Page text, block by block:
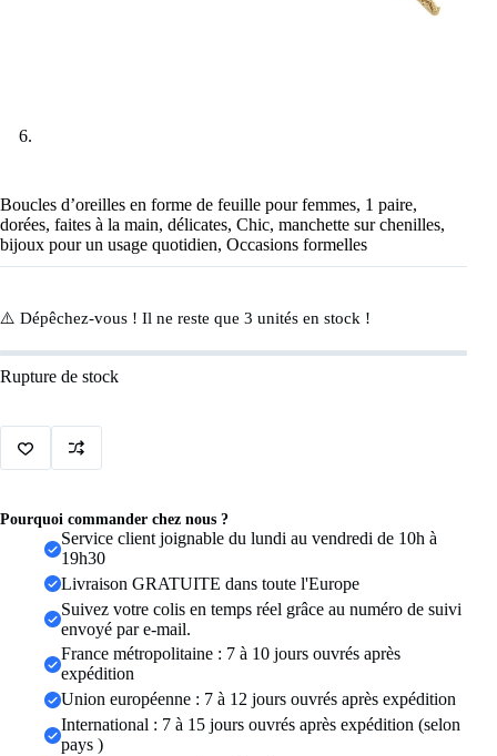
Boucles d’oreilles en forme de feuille pour femmes, 1 paire,
dorées, faites à la main, délicates, Chic, manchette sur chenilles,
bijoux pour un usage quotidien, Occasions formelles
⚠️ Dépêchez-vous ! Il ne reste que 3 unités en stock !
Rupture de stock
Pourquoi commander chez nous ?
Service client joignable du lundi au vendredi de 10h à
19h30
Livraison GRATUITE dans toute l'Europe
Suivez votre colis en temps réel grâce au numéro de suivi
envoyé par e-mail.
France métropolitaine : 7 à 10 jours ouvrés après
expédition
Union européenne : 7 à 12 jours ouvrés après expédition
International : 7 à 15 jours ouvrés après expédition (selon
pays )